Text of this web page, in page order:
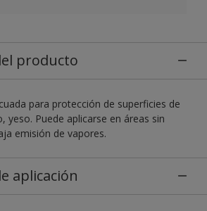
producto
para protección de superficies de
yeso. Puede aplicarse en áreas sin
emisión de vapores.
aplicación